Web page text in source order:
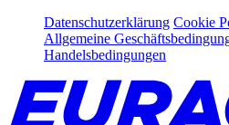
Datenschutzerklärung Cookie
Allgemeine
Handelsbedingungen